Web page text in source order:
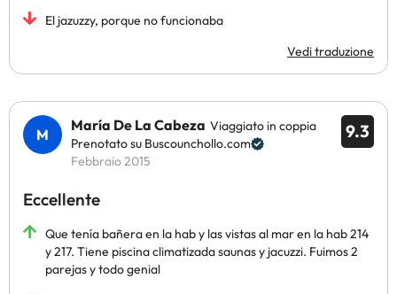
El jazuzzy, porque no funcionaba
Vedi traduzione
9.3
María De La Cabeza Viaggiato in coppia
Prenotato su Buscounchollo.com
Febbraio 2015
Eccellente
Que tenía bañera en la hab y las vistas al mar en la hab 214
y 217. Tiene piscina climatizada saunas y jacuzzi. Fuimos 2
parejas y todo genial